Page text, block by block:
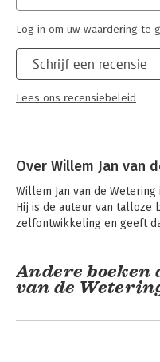
Schrijf een recensie
Lees ons recensiebeleid
Log in om uw waardering te
Over Willem Jan van
Willem Jan van de
Hij is de auteur van talloze
zelfontwikkeling en geeft
Andere boeken
van de